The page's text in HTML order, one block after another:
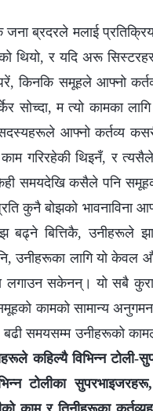
जना ब्रदरले मलाई
थियो, र यदि अरू
किनकि समूहले आफ्नो
सोच्दा, म त्यो कामका
आफ्नो कर्तव्य
गरिरहेकी थिइनँ, र
समयदेखि कसैले पनि
बोझको भावनाविना
बढ्ने बित्तिकै, उनीहरूले
उनीहरूका लागि यो
सकेनन्। यो सबै
समूहको कामको सामान्य
बढी समयसम्म उनीहरूको
कहिल्यै विभिन्‍न टोली-
टोलीका सुपरभाइजरहरू,